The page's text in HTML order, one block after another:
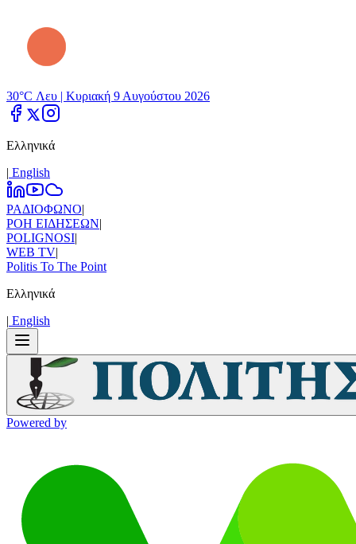
30°C Λευ | Κυριακή 9 Αυγούστου 2026
Ελληνικά
| Εnglish
ΡΑΔΙΟΦΩΝΟ|
ΡΟΗ ΕΙΔΗΣΕΩΝ|
POLIGNOSI|
WEB TV|
Politis To The Point
Ελληνικά
| Εnglish
Powered by